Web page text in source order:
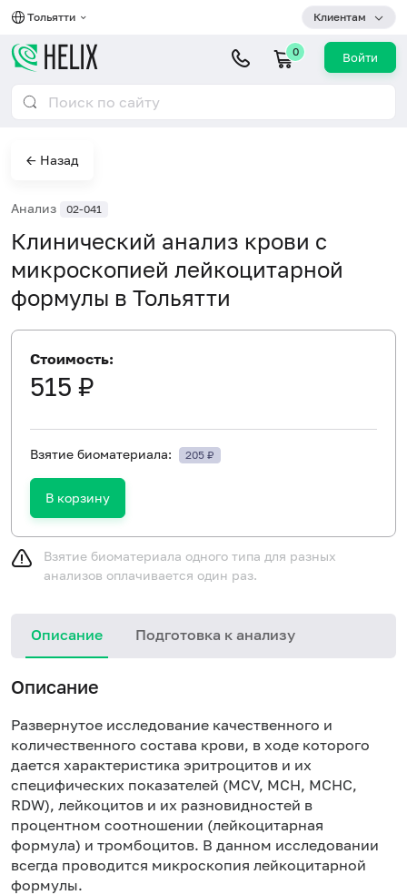
Тольятти Клиентам
0 Войти
← Назад
Анализ 02-041
Клинический анализ крови с
микроскопией лейкоцитарной
формулы в Тольятти
Стоимость:
515 ₽
Взятие биоматериала: 205 ₽
В корзину
Взятие биоматериала одного типа для разных
анализов оплачивается один раз.
Описание Подготовка к анализу
Описание
Развернутое исследование качественного и
количественного состава крови, в ходе которого
дается характеристика эритроцитов и их
специфических показателей (MCV, MCH, MCHC,
RDW), лейкоцитов и их разновидностей в
процентном соотношении (лейкоцитарная
формула) и тромбоцитов. В данном исследовании
всегда проводится микроскопия лейкоцитарной
формулы.